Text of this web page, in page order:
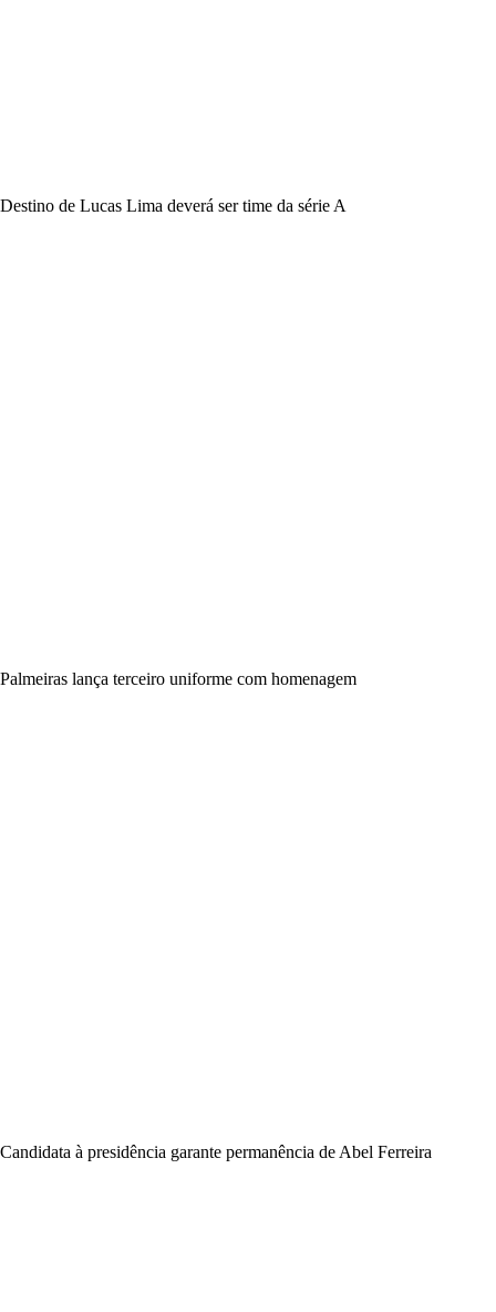
Destino de Lucas Lima deverá ser time da série A
Palmeiras lança terceiro uniforme com homenagem
Candidata à presidência garante permanência de Abel Ferreira